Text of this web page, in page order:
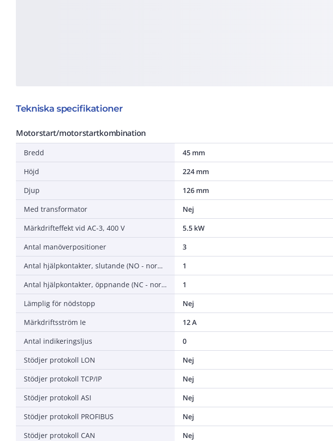
Tekniska specifikationer
Motorstart/motorstartkombination
Bredd
45 mm
Höjd
224 mm
Djup
126 mm
Med transformator
Nej
Märkdrifteffekt vid AC-3, 400 V
5.5 kW
Antal manöverpositioner
3
Antal hjälpkontakter, slutande (NO - normalt öppna)
1
Antal hjälpkontakter, öppnande (NC - normalt stängda)
1
Lämplig för nödstopp
Nej
Märkdriftsström Ie
12 A
Antal indikeringsljus
0
Stödjer protokoll LON
Nej
Stödjer protokoll TCP/IP
Nej
Stödjer protokoll ASI
Nej
Stödjer protokoll PROFIBUS
Nej
Stödjer protokoll CAN
Nej